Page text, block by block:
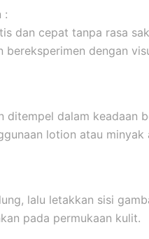
:
dan cepat tanpa rasa
bereksperimen dengan
ditempel dalam keadaan
lotion atau
lalu letakkan sisi
pada permukaan kulit.